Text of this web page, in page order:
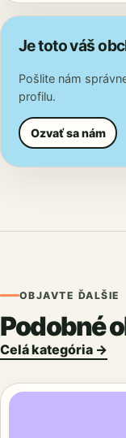
Je toto váš
Pošlite nám
profilu.
Ozvať sa nám
OBJAVTE ĎALŠIE
Podobné
Celá kategória →